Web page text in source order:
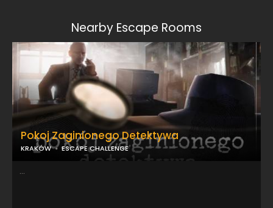
Nearby Escape Rooms
Pokoj Zaginionego Detektywa
KRAKÓW ESCAPE CHALLENGE
...